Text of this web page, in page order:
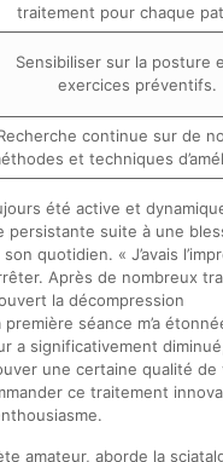
traitement pour chaque
Sensibiliser sur la posture
exercices préventifs.
continue sur de
et techniques
été active et
persistante suite à une
quotidien. « J’avais
Après de nombreux
la décompression
séance m’a
a significativement
une certaine qualité de
ce traitement
amateur, aborde la